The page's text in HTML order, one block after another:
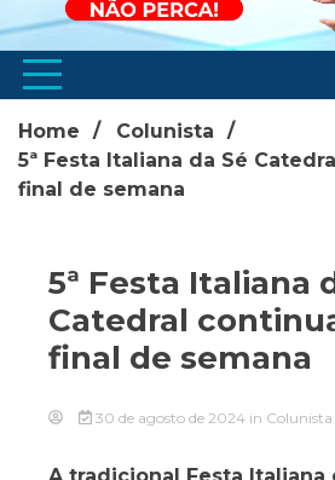
Home
Colunista
5ª Festa Italiana da Sé
final de semana
5ª Festa Italiana
Catedral
final de semana
30 de agosto de 2024 in Colunista